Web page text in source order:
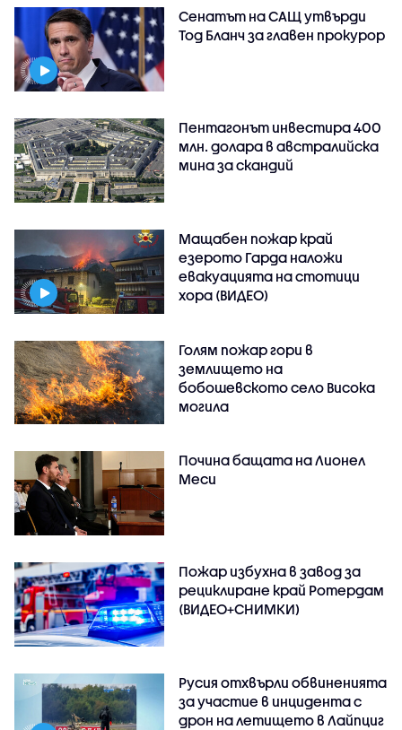
Сенатът на САЩ утвърди
Тод Бланч за главен прокурор
Пентагонът инвестира 400
млн. долара в австралийска
мина за скандий
Мащабен пожар край
езерото Гарда наложи
евакуацията на стотици
хора (ВИДЕО)
Голям пожар гори в
землището на
бобошевското село Висока
могила
Почина бащата на Лионел
Меси
Пожар избухна в завод за
рециклиране край Ротердам
(ВИДЕО+СНИМКИ)
Русия отхвърли обвиненията
за участие в инцидента с
дрон на летището в Лайпциг